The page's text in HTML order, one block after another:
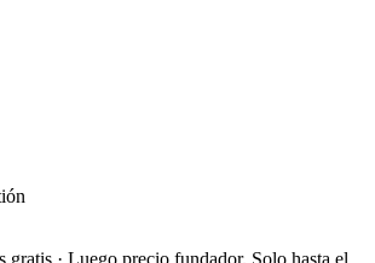
gratis · Luego precio fundador. Solo hasta el